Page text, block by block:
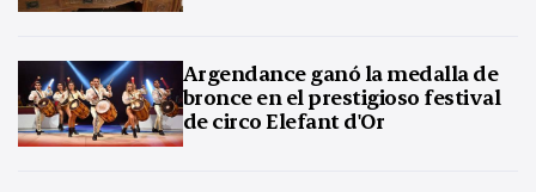
Argendance ganó la medalla de
bronce en el prestigioso festival
de circo Elefant d'Or